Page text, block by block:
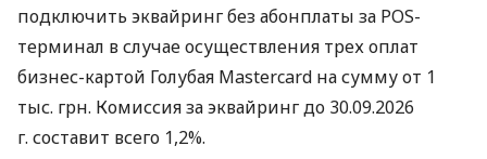
подключить эквайринг без абонплаты за POS-
терминал в случае осуществления трех оплат
бизнес-картой Голубая Mastercard на сумму от 1
тыс. грн. Комиссия за эквайринг до 30.09.2026
г. составит всего 1,2%.